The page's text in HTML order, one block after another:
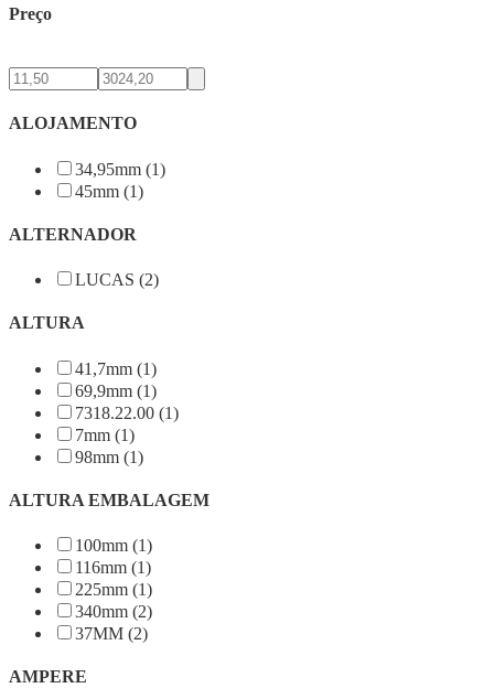
Preço
ALOJAMENTO
34,95mm (1)
45mm (1)
ALTERNADOR
LUCAS (2)
ALTURA
41,7mm (1)
69,9mm (1)
7318.22.00 (1)
7mm (1)
98mm (1)
ALTURA EMBALAGEM
100mm (1)
116mm (1)
225mm (1)
340mm (2)
37MM (2)
AMPERE